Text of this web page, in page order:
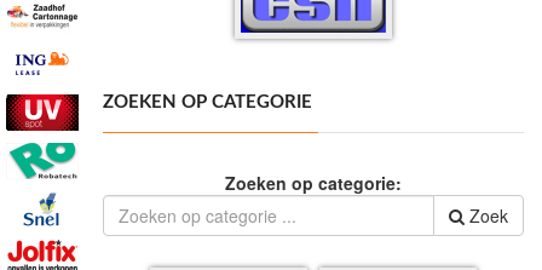
ZOEKEN OP CATEGORIE
Zoeken op categorie:
Zoek